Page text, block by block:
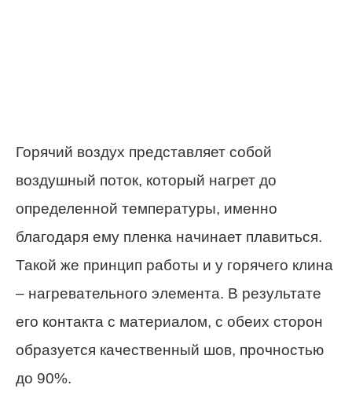
Горячий воздух представляет собой
воздушный поток, который нагрет до
определенной температуры, именно
благодаря ему пленка начинает плавиться.
Такой же принцип работы и у горячего клина
– нагревательного элемента. В результате
его контакта с материалом, с обеих сторон
образуется качественный шов, прочностью
до 90%.